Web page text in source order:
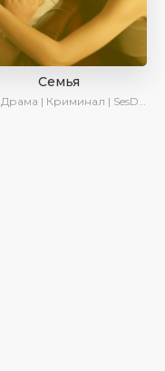
Семья
Драма | Криминал | SesDizi | Ирина Котова | AveTurk | Сериалы 2023